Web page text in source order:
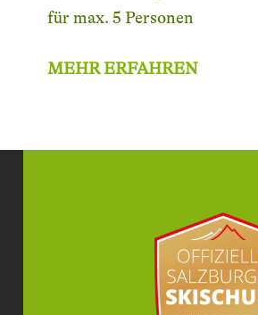
für max. 5 Personen
MEHR ERFAHREN